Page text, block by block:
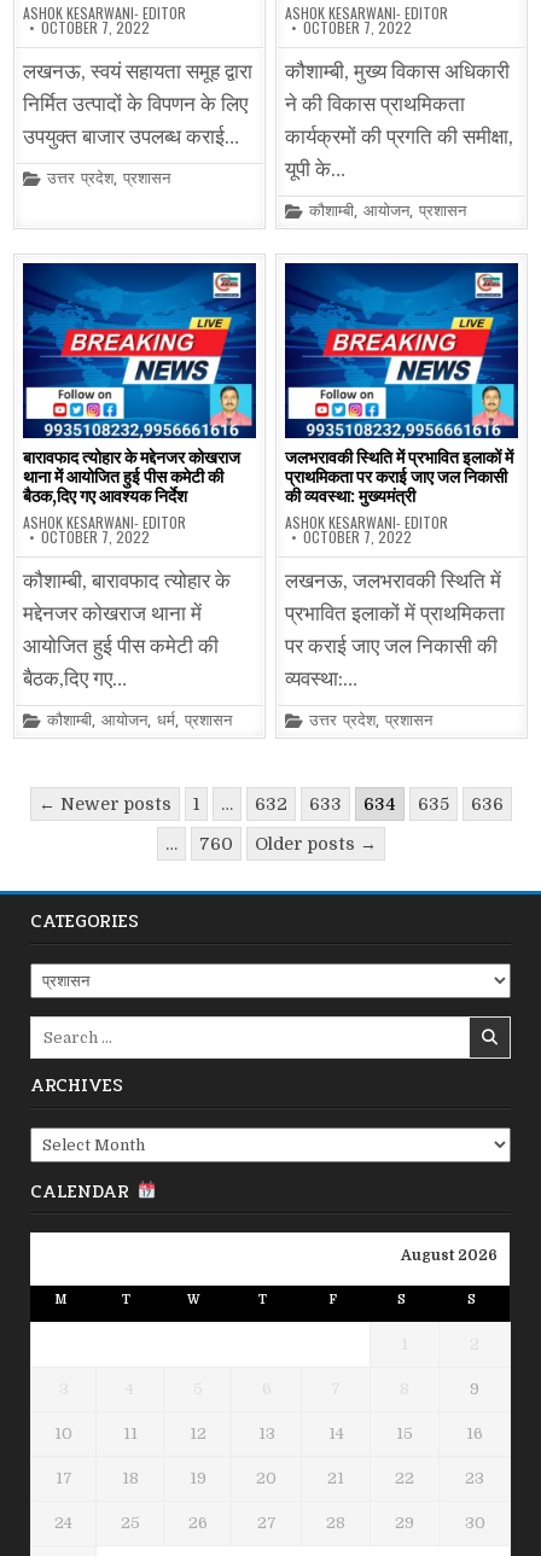
ASHOK KESARWANI- EDITOR
OCTOBER 7, 2022
लखनऊ, स्वयं सहायता समूह द्वारा
निर्मित उत्पादों के विपणन के लिए
उपयुक्त बाजार उपलब्ध कराई…
Posted
उत्तर प्रदेश,प्रशासन
ASHOK KESARWANI- EDITOR
OCTOBER 7, 2022
कौशाम्बी, मुख्य विकास अधिकारी
ने की विकास प्राथमिकता
कार्यक्रमों की प्रगति की समीक्षा,
यूपी के…
Posted
in
कौशाम्बी,आयोजन,प्रशासन
बारावफाद त्योहार के मद्देनजर कोखराज
थाना में आयोजित हुई पीस कमेटी की
बैठक,दिए गए आवश्यक निर्देश
ASHOK KESARWANI- EDITOR
OCTOBER 7, 2022
कौशाम्बी, बारावफाद त्योहार के
मद्देनजर कोखराज थाना में
आयोजित हुई पीस कमेटी की
बैठक,दिए गए…
Posted
in
कौशाम्बी,आयोजन,धर्म,प्रशासन
जलभरावकी स्थिति में प्रभावित इलाकों में
प्राथमिकता पर कराई जाए जल निकासी
की व्यवस्था: मुख्यमंत्री
ASHOK KESARWANI- EDITOR
OCTOBER 7, 2022
लखनऊ, जलभरावकी स्थिति में
प्रभावित इलाकों में प्राथमिकता
पर कराई जाए जल निकासी की
व्यवस्था:…
Posted
in
उत्तर प्रदेश,प्रशासन
Posts
pagination
← Newer posts 1 … 632 633 634 635 636
… 760 Older posts →
CATEGORIES
Categories
ARCHIVES
Archives
CALENDAR
August 2026
M T W T F S S
1 2
3 4 5 6 7 8 9
10 11 12 13 14 15 16
17 18 19 20 21 22 23
24 25 26 27 28 29 30